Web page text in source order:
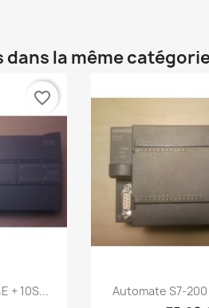
la même
+ 10S...
favorite_border
Aperçu
Automate S7-200